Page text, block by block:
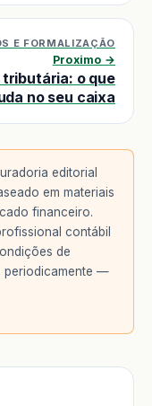
E FORMALIZAÇÃO
Proximo →
o que
no seu caixa
editorial
em materiais
financeiro.
contábil
de
periodicamente —